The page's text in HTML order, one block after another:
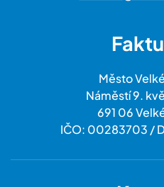
Město
Náměstí 9.
691 06
IČO: 00283703 /